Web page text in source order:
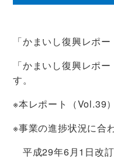
「かまいし復興レポ
「かまいし復興レポ
す。
※本レポート（Vol.39
※事業の進捗状況に合
平成29年6月1日改訂